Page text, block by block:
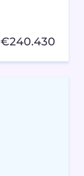
€240.430